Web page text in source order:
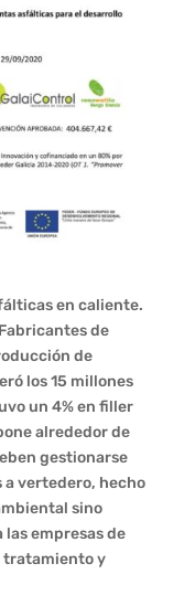
en caliente.
de
de
los 15 millones
un 4% en filler
alrededor de
gestionarse
a vertedero, hecho
sino
empresas de
tratamiento y